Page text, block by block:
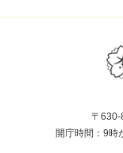
〒630-
開庁時間：9時